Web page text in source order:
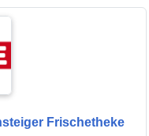
Frischetheke